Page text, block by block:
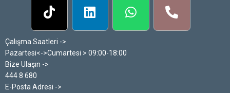
Çalışma Saatleri ->
Pazartesi<->Cumartesi > 09:00-18:00
Bize Ulaşın ->
444 8 680
E-Posta Adresi ->